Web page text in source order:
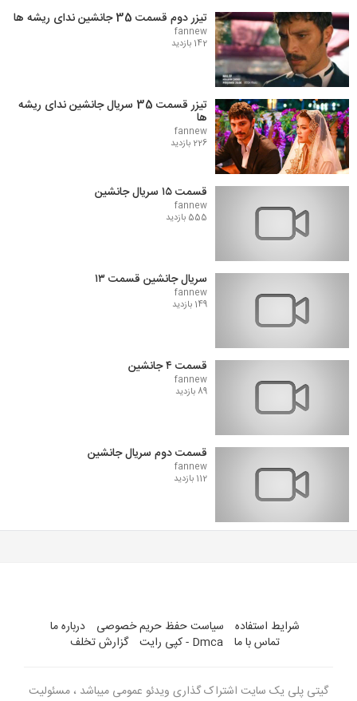
تیزر دوم قسمت 35 جانشین ندای ریشه ها
fannew
142 بازدید
تیزر قسمت 35 سریال جانشین ندای ریشه
ها
fannew
226 بازدید
قسمت ۱۵ سریال جانشین
fannew
555 بازدید
سریال جانشین قسمت ۱۳
fannew
149 بازدید
قسمت ۴ جانشین
fannew
89 بازدید
قسمت دوم سریال جانشین
fannew
112 بازدید
شرایط استفاده سیاست حفظ حریم خصوصی
درباره ما
تماس با ما
Dmca - کپی رایت گزارش تخلف
گیتی پلی یک سایت اشتراک گذاری ویدئو عمومی میباشد ، مسئولیت